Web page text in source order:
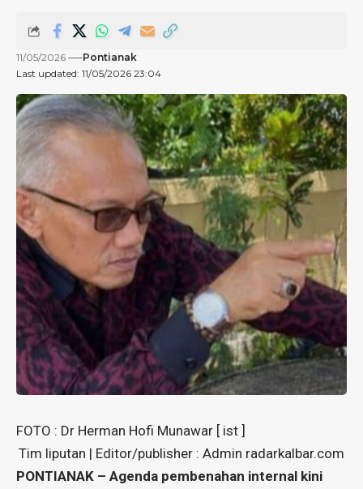
Last updated: 11/05/2026 23:04
11/05/2026 Pontianak
FOTO : Dr Herman Hofi Munawar [ ist ]
Tim liputan | Editor/publisher : Admin radarkalbar.com
PONTIANAK – Agenda pembenahan internal kini